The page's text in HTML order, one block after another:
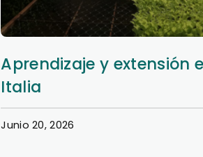
Derecho: aprendizaje y
en el Museo
Junio 18, 2026